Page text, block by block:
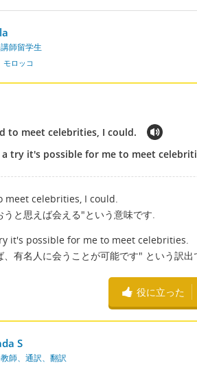
師留学生
モロッコ
to meet celebrities, I could.
try it's possible for me to meet
meet celebrities, I could.
と思えば会える"という意味です.
it's possible for me to meet celebrities.
、有名人に会うことが可能です" という訳出
役に立った
S
師、通訳、翻訳